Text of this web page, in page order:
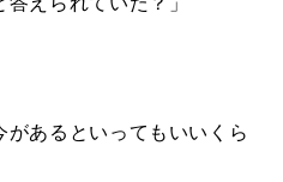
があるといってもいいくら